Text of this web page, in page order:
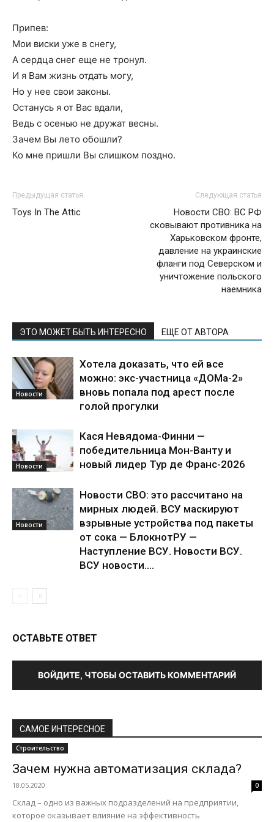
Припев:
Мои виски уже в снегу,
А сердца снег еще не тронул.
И я Вам жизнь отдать могу,
Но у нее свои законы.
Останусь я от Вас вдали,
Ведь с осенью не дружат весны.
Зачем Вы лето обошли?
Ко мне пришли Вы слишком поздно.
Предыдущая статья
Toys In The Attic
Следующая статья
Новости СВО: ВС РФ
сковывают противника на
Харьковском фронте,
давление на украинские
фланги под Северском и
уничтожение польского
наемника
ЭТО МОЖЕТ БЫТЬ ИНТЕРЕСНО ЕЩЕ ОТ АВТОРА
Новости
Хотела доказать, что ей все
можно: экс-участница «ДОМа-2»
вновь попала под арест после
голой прогулки
Новости
Кася Невядома-Финни —
победительница Мон-Ванту и
новый лидер Тур де Франс-2026
Новости
Новости СВО: это рассчитано на
мирных людей. ВСУ маскируют
взрывные устройства под пакеты
от сока — БлокнотРУ —
Наступление ВСУ. Новости ВСУ.
ВСУ новости....
ОСТАВЬТЕ ОТВЕТ
ВОЙДИТЕ, ЧТОБЫ ОСТАВИТЬ КОММЕНТАРИЙ
САМОЕ ИНТЕРЕСНОЕ
Строительство
Зачем нужна автоматизация склада?
18.05.2020 0
Склад – одно из важных подразделений на предприятии,
которое оказывает влияние на эффективность